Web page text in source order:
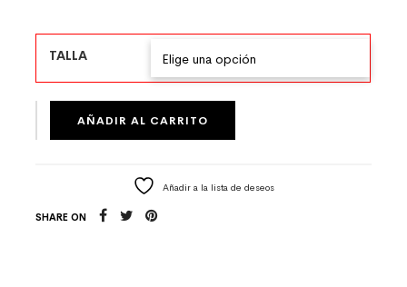
TALLA
AÑADIR AL CARRITO
Añadir a la lista de deseos
SHARE ON